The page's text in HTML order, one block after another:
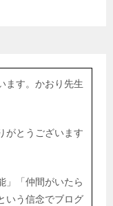
ます。かおり先生
がとうございます
」「仲間がいたら
いう信念でブログ